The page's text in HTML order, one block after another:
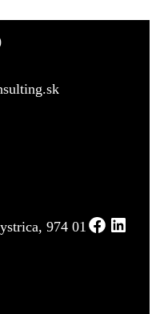
974 01